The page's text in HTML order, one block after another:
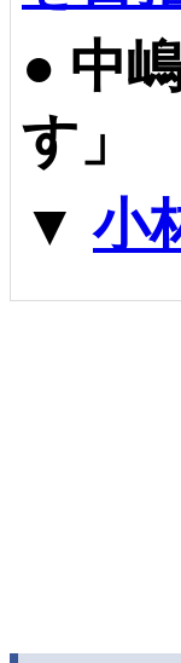
● 中
す」
▼小